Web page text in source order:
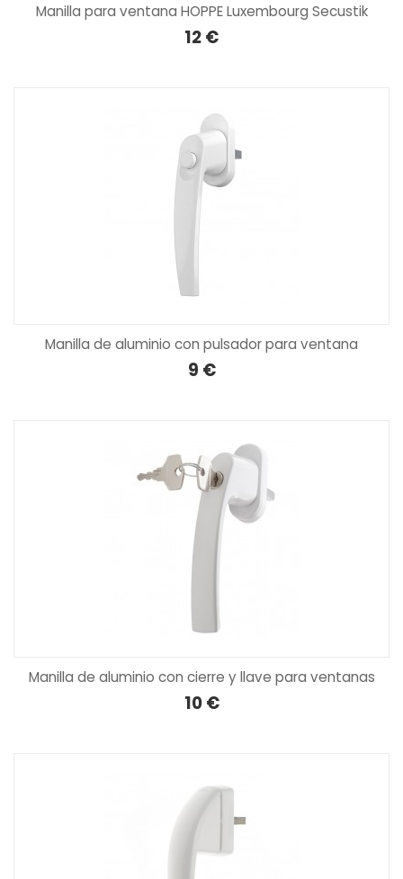
Manilla para ventana HOPPE Luxembourg Secustik
12 €
Manilla de aluminio con pulsador para ventana
9 €
Manilla de aluminio con cierre y llave para ventanas
10 €